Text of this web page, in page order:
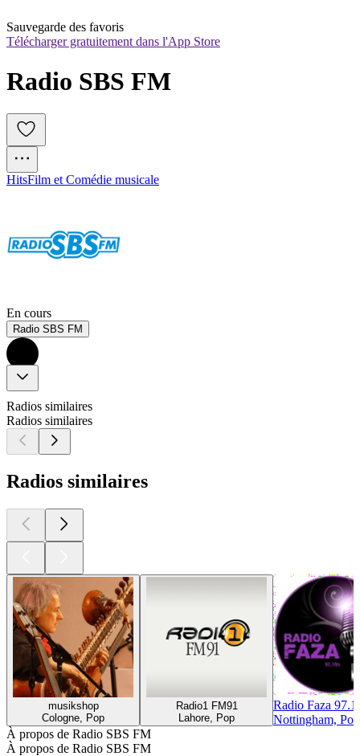
Sauvegarde des favoris
Télécharger gratuitement dans l'App Store
Radio SBS FM
HitsFilm et Comédie musicale
En cours
Radio SBS FM
Radios similaires
Radios similaires
Radios similaires
musikshop
Cologne, Pop
Radio1 FM91
Lahore, Pop
Radio Faza
Nottingham, Pop
À propos de Radio SBS FM
À propos de Radio SBS FM